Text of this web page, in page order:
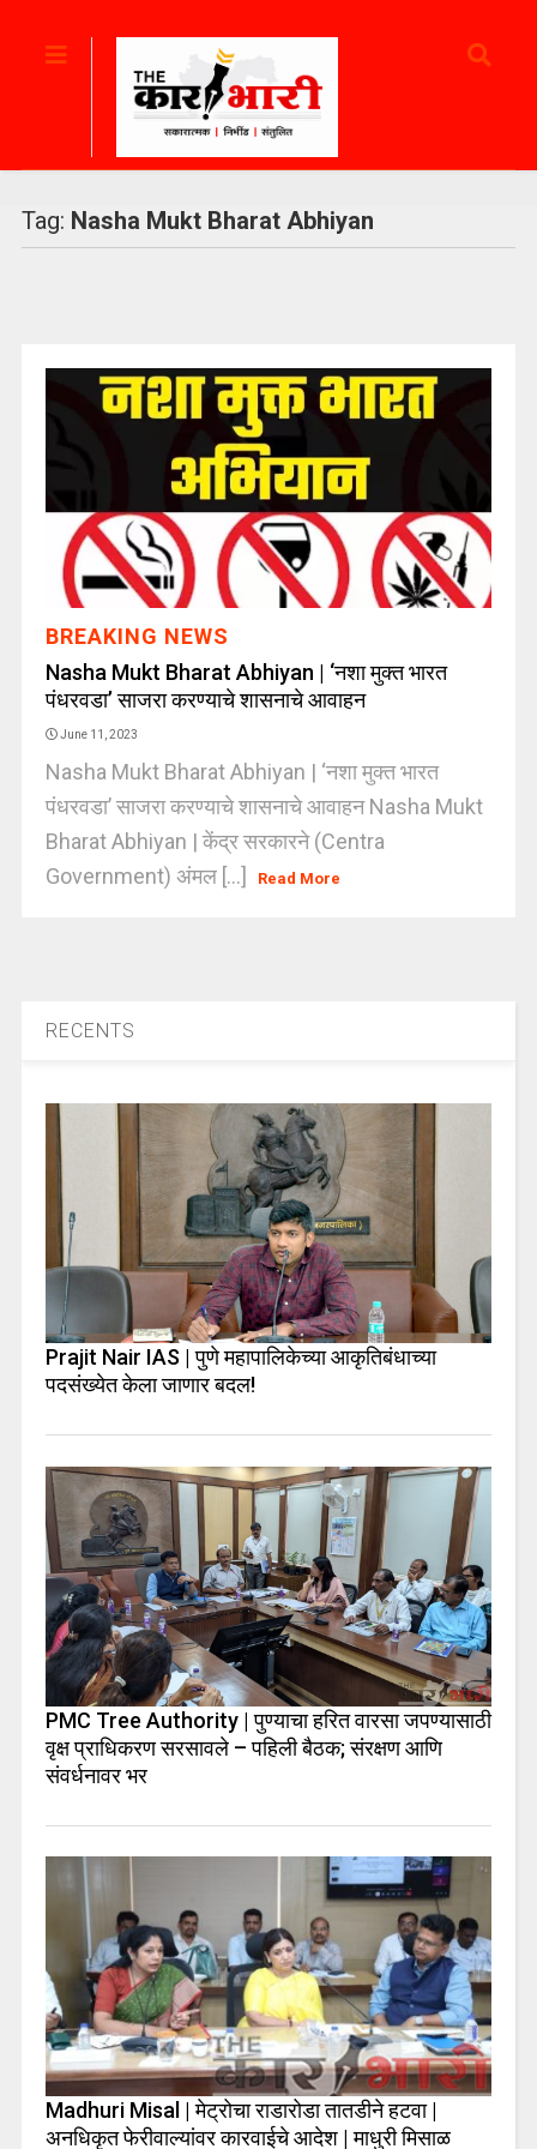
Tag: Nasha Mukt Bharat Abhiyan
BREAKING NEWS
Nasha Mukt Bharat Abhiyan | ‘नशा मुक्त भारत
पंधरवडा’ साजरा करण्याचे शासनाचे आवाहन
June 11, 2023
Nasha Mukt Bharat Abhiyan | ‘नशा मुक्त भारत
पंधरवडा’ साजरा करण्याचे शासनाचे आवाहन Nasha Mukt
Bharat Abhiyan | केंद्र सरकारने (Centra
Government) अंमल [...]
Read More
RECENTS
Prajit Nair IAS | पुणे महापालिकेच्या आकृतिबंधाच्या
पदसंख्येत केला जाणार बदल!
PMC Tree Authority | पुण्याचा हरित वारसा जपण्यासाठी
वृक्ष प्राधिकरण सरसावले – पहिली बैठक; संरक्षण आणि
संवर्धनावर भर
Madhuri Misal | मेट्रोचा राडारोडा तातडीने हटवा |
अनधिकृत फेरीवाल्यांवर कारवाईचे आदेश | माधुरी मिसाळ